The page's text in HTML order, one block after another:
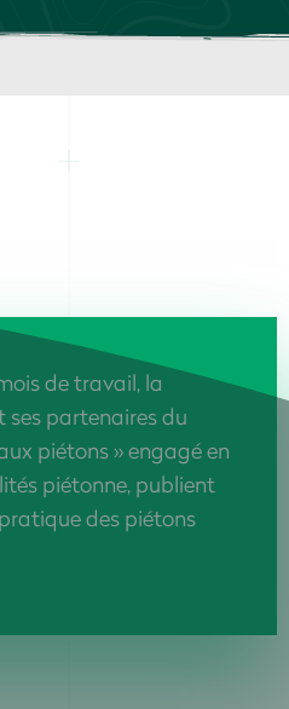
de travail, la
ses partenaires du
piétons » engagé en
piétonne, publient
des piétons